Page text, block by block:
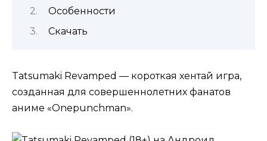
Особенности
Скачать
Tatsumaki Revamped — короткая хентай игра,
созданная для совершеннолетних фанатов
аниме «Onepunchman».